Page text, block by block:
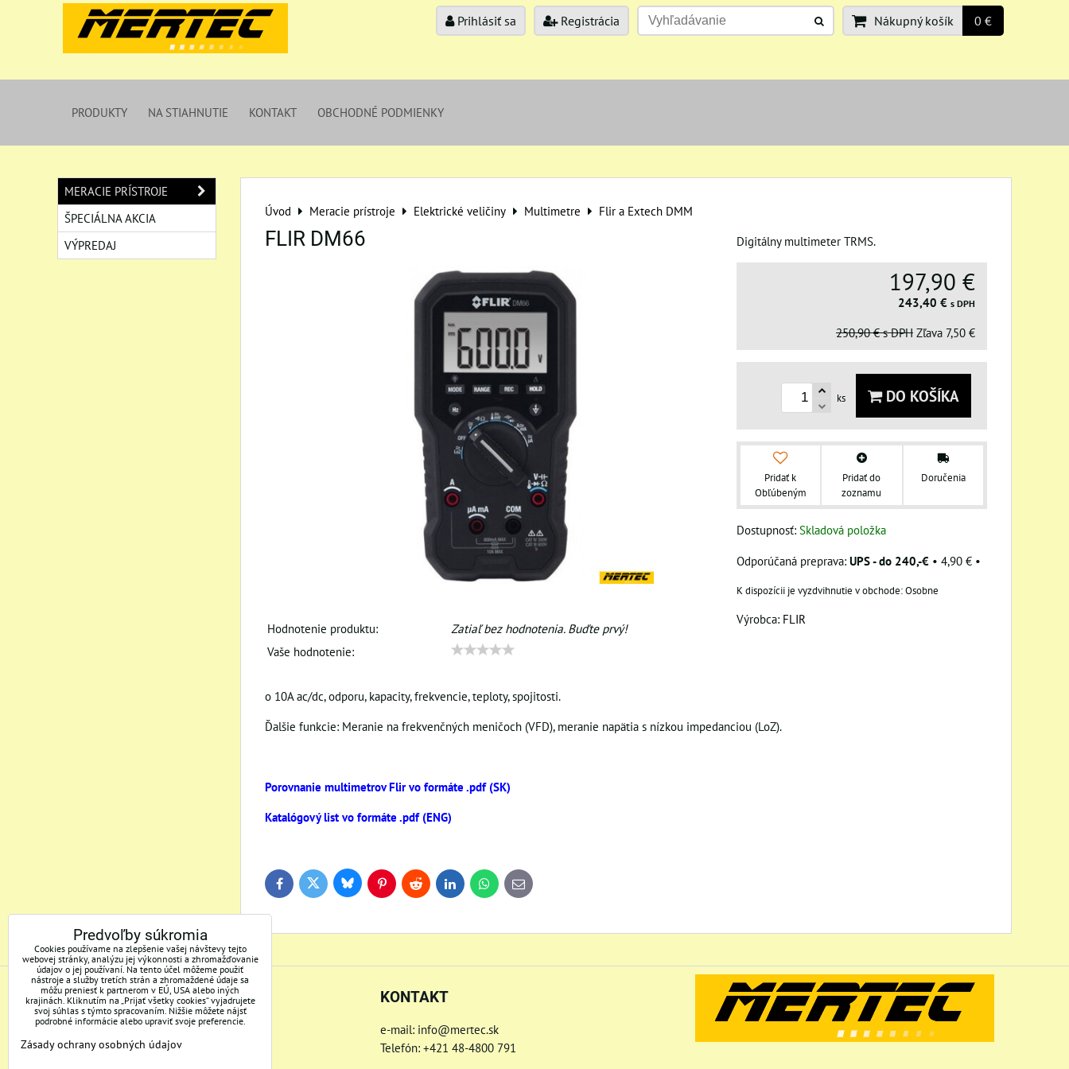
Prihlásiť sa Registrácia Nákupný košík 0 €
PRODUKTY NA STIAHNUTIE KONTAKT OBCHODNÉ PODMIENKY
Úvod Meracie prístroje Elektrické veličiny Multimetre Flir a Extech DMM
FLIR DM66
Hodnotenie produktu:
Zatiaľ bez hodnotenia. Buďte prvý!
Vaše hodnotenie:
Digitálny multimeter TRMS.
197,90 €
243,40 € s DPH
250,90 € s DPH Zľava 7,50 €
ks DO KOŠÍKA
Pridať k
Obľúbeným
Pridať do
zoznamu
Doručenia
Dostupnosť: Skladová položka
UPS - do 240,-€ • 4,90 € •
Osobne
Výrobca: FLIR
o 10A ac/dc, odporu, kapacity, frekvencie, teploty, spojitosti.
Ďalšie funkcie: Meranie na frekvenčných meničoch (VFD), meranie napätia s nízkou impedanciou (LoZ).
Porovnanie multimetrov Flir vo formáte .pdf (SK)
Katalógový list vo formáte .pdf (ENG)
FacebookTwitter BlueskyPinterestReddit LinkedInWhatsApp
E-
mail
MERACIE PRÍSTROJE
ŠPECIÁLNA AKCIA
VÝPREDAJ
ADRESA
Mertec, s.r.o.
Bakossova 3/C
KONTAKT
e-mail: info@mertec.sk
Telefón: +421 48-4800 791
Predvoľby súkromia
Cookies používame na zlepšenie vašej návštevy tejto
webovej stránky, analýzu jej výkonnosti a zhromažďovanie
údajov o jej používaní. Na tento účel môžeme použiť
nástroje a služby tretích strán a zhromaždené údaje sa
môžu preniesť k partnerom v EÚ, USA alebo iných
krajinách. Kliknutím na „Prijať všetky cookies“ vyjadrujete
svoj súhlas s týmto spracovaním. Nižšie môžete nájsť
podrobné informácie alebo upraviť svoje preferencie.
Zásady ochrany osobných údajov